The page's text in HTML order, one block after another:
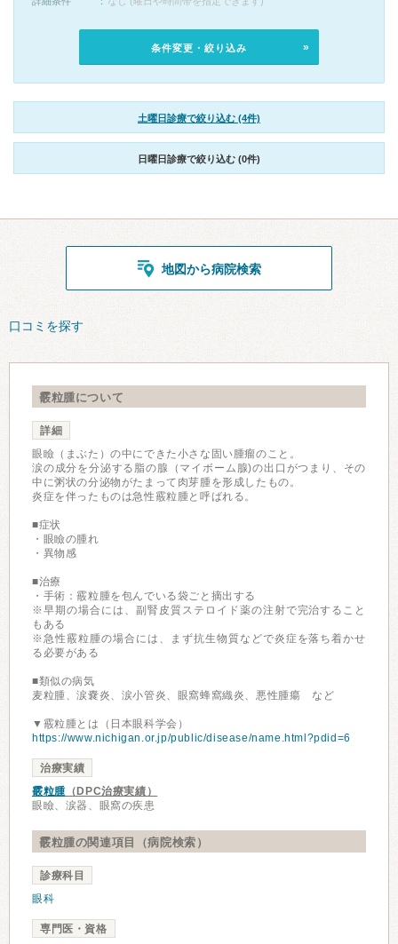
条件変更・絞り込み
土曜日診療で絞り込む (4件)
日曜日診療で絞り込む (0件)
地図から病院検索
口コミを探す
霰粒腫について
詳細
眼瞼（まぶた）の中にできた小さな固い腫瘤のこと。
涙の成分を分泌する脂の腺（マイボーム腺)の出口がつまり、その
中に粥状の分泌物がたまって肉芽腫を形成したもの。
炎症を伴ったものは急性霰粒腫と呼ばれる。
■症状
・眼瞼の腫れ
・異物感
■治療
・手術：霰粒腫を包んでいる袋ごと摘出する
※早期の場合には、副腎皮質ステロイド薬の注射で完治すること
もある
※急性霰粒腫の場合には、まず抗生物質などで炎症を落ち着かせ
る必要がある
■類似の病気
麦粒腫、涙嚢炎、涙小管炎、眼窩蜂窩織炎、悪性腫瘍 など
▼霰粒腫とは（日本眼科学会）
https://www.nichigan.or.jp/public/disease/name.html?pdid=6
治療実績
霰粒腫（DPC治療実績）
眼瞼、涙器、眼窩の疾患
霰粒腫の関連項目（病院検索）
診療科目
眼科
専門医・資格